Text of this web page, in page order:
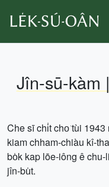
Jîn-sū-kàm
Che sī chi̍t cho͘ tùi
kiam chham-chiàu kî-
bo̍k kap lōe-iông ê
jîn-bu̍t.